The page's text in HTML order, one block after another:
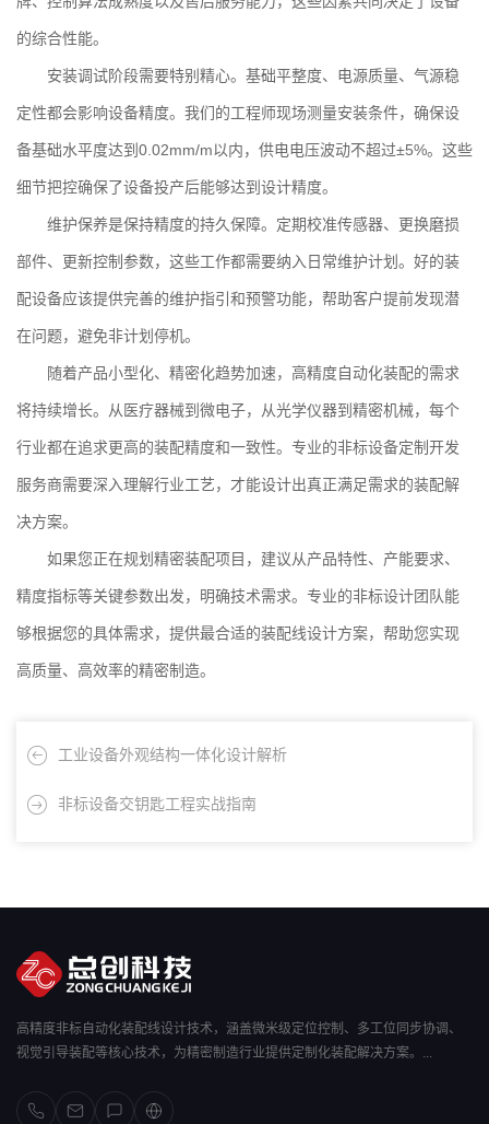
的综合性能。
安装调试阶段需要特别精心。基础平整度、电源质量、气源稳
定性都会影响设备精度。我们的工程师现场测量安装条件，确保设
备基础水平度达到0.02mm/m以内，供电电压波动不超过±5%。这些
细节把控确保了设备投产后能够达到设计精度。
维护保养是保持精度的持久保障。定期校准传感器、更换磨损
部件、更新控制参数，这些工作都需要纳入日常维护计划。好的装
配设备应该提供完善的维护指引和预警功能，帮助客户提前发现潜
在问题，避免非计划停机。
随着产品小型化、精密化趋势加速，高精度自动化装配的需求
将持续增长。从医疗器械到微电子，从光学仪器到精密机械，每个
行业都在追求更高的装配精度和一致性。专业的非标设备定制开发
服务商需要深入理解行业工艺，才能设计出真正满足需求的装配解
决方案。
如果您正在规划精密装配项目，建议从产品特性、产能要求、
精度指标等关键参数出发，明确技术需求。专业的非标设计团队能
够根据您的具体需求，提供最合适的装配线设计方案，帮助您实现
高质量、高效率的精密制造。
工业设备外观结构一体化设计解析
非标设备交钥匙工程实战指南
高精度非标自动化装配线设计技术，涵盖微米级定位控制、多工位同步协调、
视觉引导装配等核心技术，为精密制造行业提供定制化装配解决方案。...